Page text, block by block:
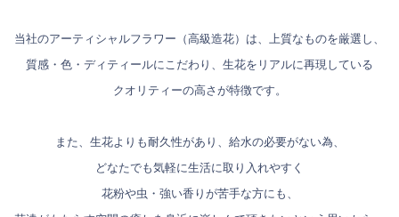
当社のアーティシャルフラワー（高級造花）は、上質なものを厳選し、
質感・色・ディティールにこだわり、生花をリアルに再現している
クオリティーの高さが特徴です。
また、生花よりも耐久性があり、給水の必要がない為、
どなたでも気軽に生活に取り入れやすく
花粉や虫・強い香りが苦手な方にも、